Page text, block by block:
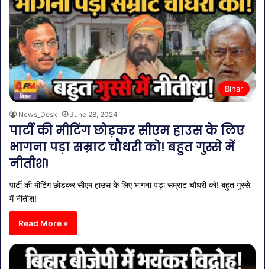
Bihar
News_Desk June 28, 2024
पार्टी की मीटिंग छोड़कर सीएम हाउस के लिए
भागना पड़ा सम्राट चौधरी को! बहुत गुस्से में
नीतीश!
पार्टी की मीटिंग छोड़कर सीएम हाउस के लिए भागना पड़ा सम्राट चौधरी को! बहुत गुस्से
में नीतीश!
Read More »